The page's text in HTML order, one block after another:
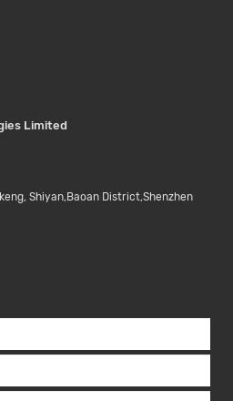
Limited
Shiyan,Baoan District,Shenzhen